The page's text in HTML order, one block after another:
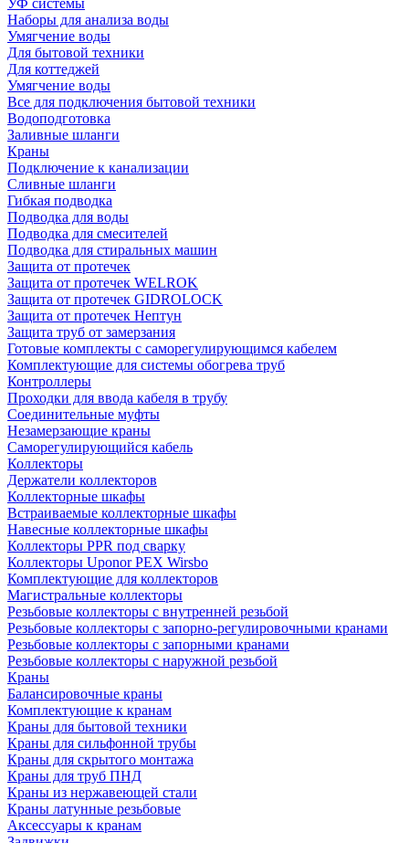
Наборы для анализа воды
Умягчение воды
Для бытовой техники
Для коттеджей
Умягчение воды
Все для подключения бытовой техники
Водоподготовка
Заливные шланги
Краны
Подключение к канализации
Сливные шланги
Гибкая подводка
Подводка для воды
Подводка для смесителей
Подводка для стиральных машин
Защита от протечек
Защита от протечек WELROK
Защита от протечек GIDROLOCK
Защита от протечек Нептун
Защита труб от замерзания
Готовые комплекты с саморегулирующимся кабелем
Комплектующие для системы обогрева труб
Контроллеры
Проходки для ввода кабеля в трубу
Соединительные муфты
Незамерзающие краны
Саморегулирующийся кабель
Коллекторы
Держатели коллекторов
Коллекторные шкафы
Встраиваемые коллекторные шкафы
Навесные коллекторные шкафы
Коллекторы PPR под сварку
Коллекторы Uponor PEX Wirsbo
Комплектующие для коллекторов
Магистральные коллекторы
Резьбовые коллекторы с внутренней резьбой
Резьбовые коллекторы с запорно-регулировочными кранами
Резьбовые коллекторы с запорными кранами
Резьбовые коллекторы с наружной резьбой
Краны
Балансировочные краны
Комплектующие к кранам
Краны для бытовой техники
Краны для сильфонной трубы
Краны для скрытого монтажа
Краны для труб ПНД
Краны из нержавеющей стали
Краны латунные резьбовые
Аксессуары к кранам